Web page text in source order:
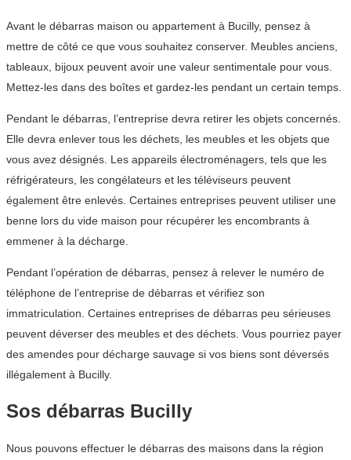
Avant le débarras maison ou appartement à Bucilly, pensez à
mettre de côté ce que vous souhaitez conserver. Meubles anciens,
tableaux, bijoux peuvent avoir une valeur sentimentale pour vous.
Mettez-les dans des boîtes et gardez-les pendant un certain temps.
Pendant le débarras, l’entreprise devra retirer les objets concernés.
Elle devra enlever tous les déchets, les meubles et les objets que
vous avez désignés. Les appareils électroménagers, tels que les
réfrigérateurs, les congélateurs et les téléviseurs peuvent
également être enlevés. Certaines entreprises peuvent utiliser une
benne lors du vide maison pour récupérer les encombrants à
emmener à la décharge.
Pendant l’opération de débarras, pensez à relever le numéro de
téléphone de l’entreprise de débarras et vérifiez son
immatriculation. Certaines entreprises de débarras peu sérieuses
peuvent déverser des meubles et des déchets. Vous pourriez payer
des amendes pour décharge sauvage si vos biens sont déversés
illégalement à Bucilly.
Sos débarras Bucilly
Nous pouvons effectuer le débarras des maisons dans la région